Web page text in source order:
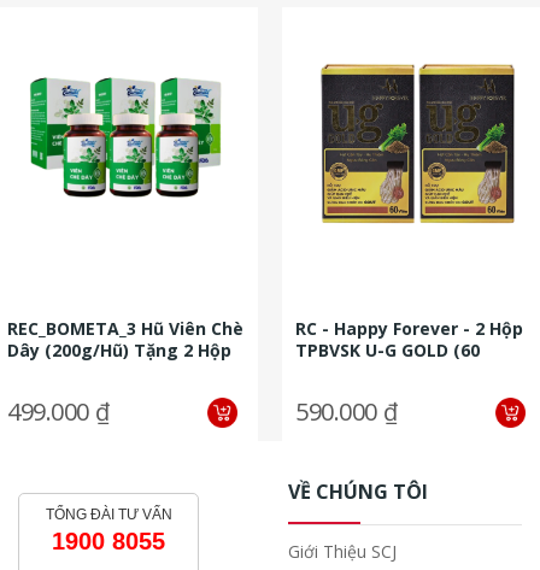
REC_BOMETA_3 Hũ Viên Chè
Dây (200g/hũ) Tặng 2 Hộp
499.000 ₫
RC - Happy Forever - 2 Hộp
TPBVSK U-G GOLD (60
590.000 ₫
TỔNG ĐÀI TƯ VẤN
1900 8055
VỀ CHÚNG TÔI
Giới Thiệu SCJ